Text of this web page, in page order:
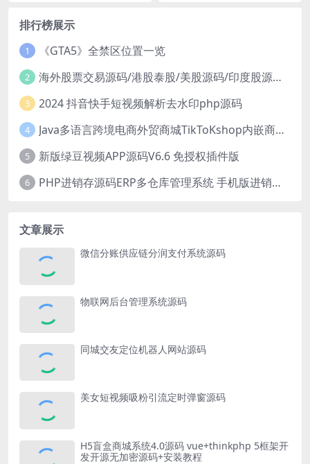
排行榜展示
1 《GTA5》全禁区位置一览
2 海外股票交易源码/港股泰股/美股源码/印度股源码/马拉西亚股票源码/国际股票配资
3 2024 抖音快手短视频解析去水印php源码
4 Java多语言跨境电商外贸商城TikToKshop内嵌商城I商家入驻I一键铺
5 新版绿豆视频APP源码V6.6 免授权插件版
6 PHP进销存源码ERP多仓库管理系统 手机版进销存 php网络版进销存小程序
文章展示
微信分账供应链分润支付系统源码
物联网后台管理系统源码
同城交友定位机器人网站源码
美女短视频吸粉引流定时弹窗源码
H5盲盒商城系统4.0源码 vue+thinkphp 5框架开
发开源无加密源码+安装教程